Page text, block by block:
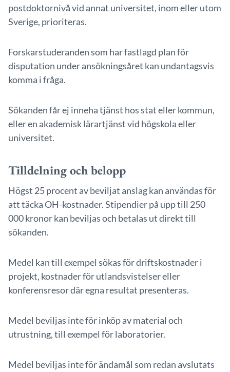
postdoktornivå vid annat universitet, inom eller utom
Sverige, prioriteras.
Forskarstuderanden som har fastlagd plan för
disputation under ansökningsåret kan undantagsvis
komma i fråga.
Sökanden får ej inneha tjänst hos stat eller kommun,
eller en akademisk lärartjänst vid högskola eller
universitet.
Tilldelning och belopp
Högst 25 procent av beviljat anslag kan användas för
att täcka OH-kostnader. Stipendier på upp till 250
000 kronor kan beviljas och betalas ut direkt till
sökanden.
Medel kan till exempel sökas för driftskostnader i
projekt, kostnader för utlandsvistelser eller
konferensresor där egna resultat presenteras.
Medel beviljas inte för inköp av material och
utrustning, till exempel för laboratorier.
Medel beviljas inte för ändamål som redan avslutats